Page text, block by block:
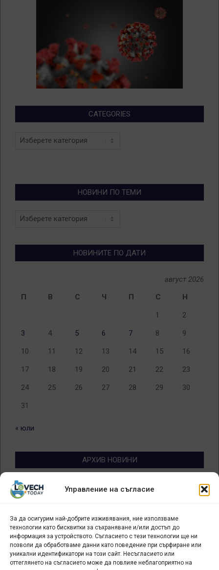
Управление на съгласие
За да осигурим най-добрите изживявания, ние използваме
технологии като бисквитки за съхраняване и/или достъп до
информация за устройството. Съгласието с тези технологии ще ни
позволи да обработваме данни като поведение при сърфиране или
уникални идентификатори на този сайт. Несъгласието или
оттеглянето на съгласието може да повлияе неблагоприятно на
CATEGORIES
Categories
НОВИНИ ПО ТЕМИ
Новини
НОВИНИТЕ ПО ДАТИ
август 2026
П
В С Ч П С Н
1 2
3 4 5 6 7 8 9
10 11 12 13 14 15 16
17 18 19 20 21 22 23
24 25 26 27 28 29 30
31
« юли
АРХИВ НОВИНИ
Архив
новини
БИЗНЕС
Арт галерия "Мостове" – магазин за изкуство
СЕВЕРОЗАПАДА ИНФОРМАЦИОНЕН БИЗНЕС